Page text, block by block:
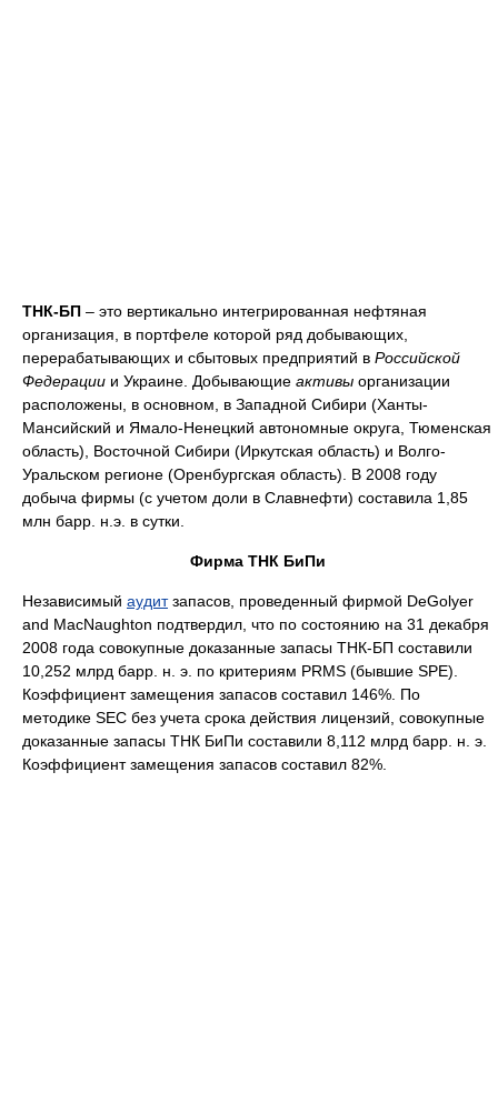
ТНК-БП – это вертикально интегрированная нефтяная
организация, в портфеле которой ряд добывающих,
перерабатывающих и сбытовых предприятий в Российской
Федерации и Украине. Добывающие активы организации
расположены, в основном, в Западной Сибири (Ханты-
Мансийский и Ямало-Ненецкий автономные округа, Тюменская
область), Восточной Сибири (Иркутская область) и Волго-
Уральском регионе (Оренбургская область). В 2008 году
добыча фирмы (с учетом доли в Славнефти) составила 1,85
млн барр. н.э. в сутки.
Фирма ТНК БиПи
Независимый аудитзапасов, проведенный фирмой DeGolyer
and MacNaughton подтвердил, что по состоянию на 31 декабря
2008 года совокупные доказанные запасы ТНК-БП составили
10,252 млрд барр. н. э. по критериям PRMS (бывшие SPE).
Коэффициент замещения запасов составил 146%. По
методике SEC без учета срока действия лицензий, совокупные
доказанные запасы ТНК БиПи составили 8,112 млрд барр. н. э.
Коэффициент замещения запасов составил 82%.